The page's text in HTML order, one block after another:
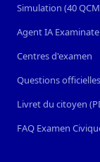
Simulation (40
Agent IA
Centres d'examen
Questions
Livret du citoyen
FAQ Examen